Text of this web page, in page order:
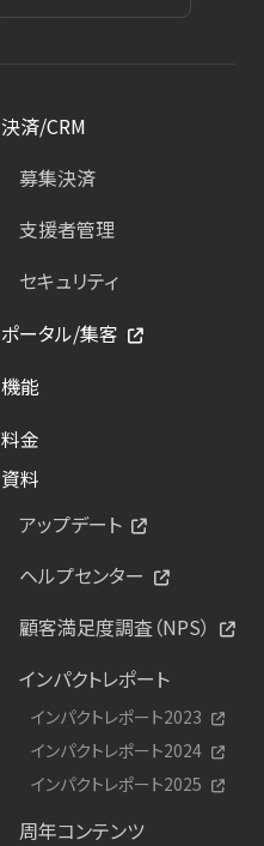
決済/CRM
募集決済
支援者管理
セキュリティ
ポータル/集客
機能
料金
資料
アップデート
ヘルプセンター
顧客満足度調査（NPS）
インパクトレポート
インパクトレポート2023
インパクトレポート2024
インパクトレポート2025
周年コンテンツ